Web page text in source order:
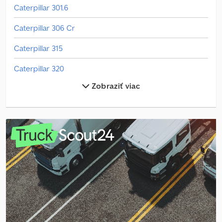
Caterpillar 301.6
Caterpillar 306 Cr
Caterpillar 315
Caterpillar 320
Caterpillar 907M
Caterpillar 908M
Caterpillar 938M
Caterpillar 953
Caterpillar 966M
Caterpillar 980M
Zobraziť viac